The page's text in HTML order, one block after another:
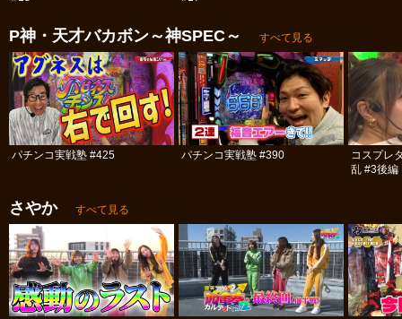
P神・天才バカボン～神SPEC～ すべて見る
パチンコ実戦塾 #425 パチンコ実戦塾 #390
コスプレ
乱 #3後編
さやか すべて見る